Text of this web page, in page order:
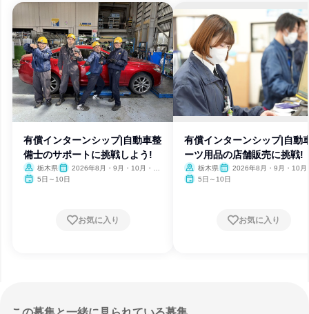
有償インターンシップ|自動車整
備士のサポートに挑戦しよう!
栃木県
2026年8月・9月・10月・11
月・12月、2027年1月・2月・3
5日～10日
お気に入り
有償インターンシップ|自動
ーツ用品の店舗販売に挑戦!
栃木県
2026年8月・9月・10月
月・12月、2027年1月・2月
5日～10日
お気に入り